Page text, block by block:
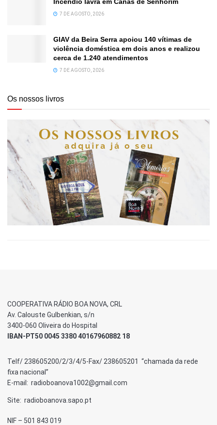
Incêndio lavra em Canas de Senhorim
7 DE AGOSTO, 2026
GIAV da Beira Serra apoiou 140 vítimas de
violência doméstica em dois anos e realizou
cerca de 1.240 atendimentos
7 DE AGOSTO, 2026
Os nossos livros
COOPERATIVA RÁDIO BOA NOVA, CRL
Av. Calouste Gulbenkian, s/n
3400-060 Oliveira do Hospital
IBAN-PT50 0045 3380 40167960882 18
Telf/ 238605200/2/3/4/5-Fax/ 238605201 “chamada da rede
fixa nacional”
E-mail: radioboanova1002@gmail.com
Site: radioboanova.sapo.pt
NIF – 501 843 019